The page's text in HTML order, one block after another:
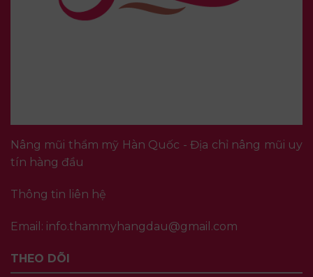
Nâng mũi thẩm mỹ Hàn Quốc - Địa chỉ nâng mũi uy
tín hàng đầu
Thông tin liên hệ
Email: info.thammyhangdau@gmail.com
THEO DÕI